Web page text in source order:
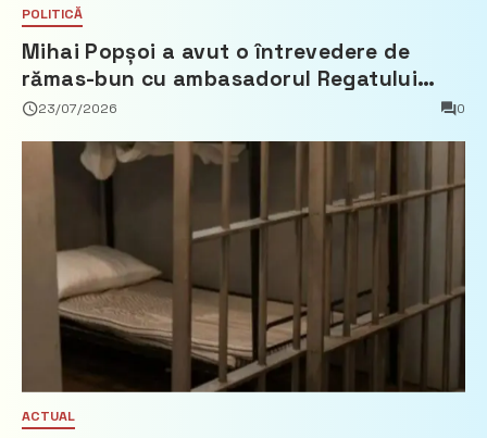
POLITICĂ
Mihai Popșoi a avut o întrevedere de
rămas-bun cu ambasadorul Regatului
Țărilor de Jos, Fred Duijn
23/07/2026 0
ACTUAL